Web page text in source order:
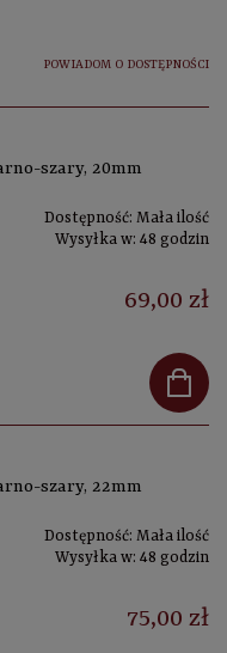
POWIADOM O DOSTĘPNOŚCI
szary, 20mm
Dostępność: Mała ilość
Wysyłka w: 48 godzin
69,00 zł
szary, 22mm
Dostępność: Mała ilość
Wysyłka w: 48 godzin
75,00 zł